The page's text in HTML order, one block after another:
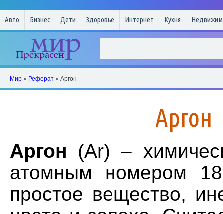
Авто Бизнес Дети Здоровье Интернет Кухня
Мир » Реферат » Аргон
Аргон
Аргон
(Ar) –
атомным номером
простое вещество,